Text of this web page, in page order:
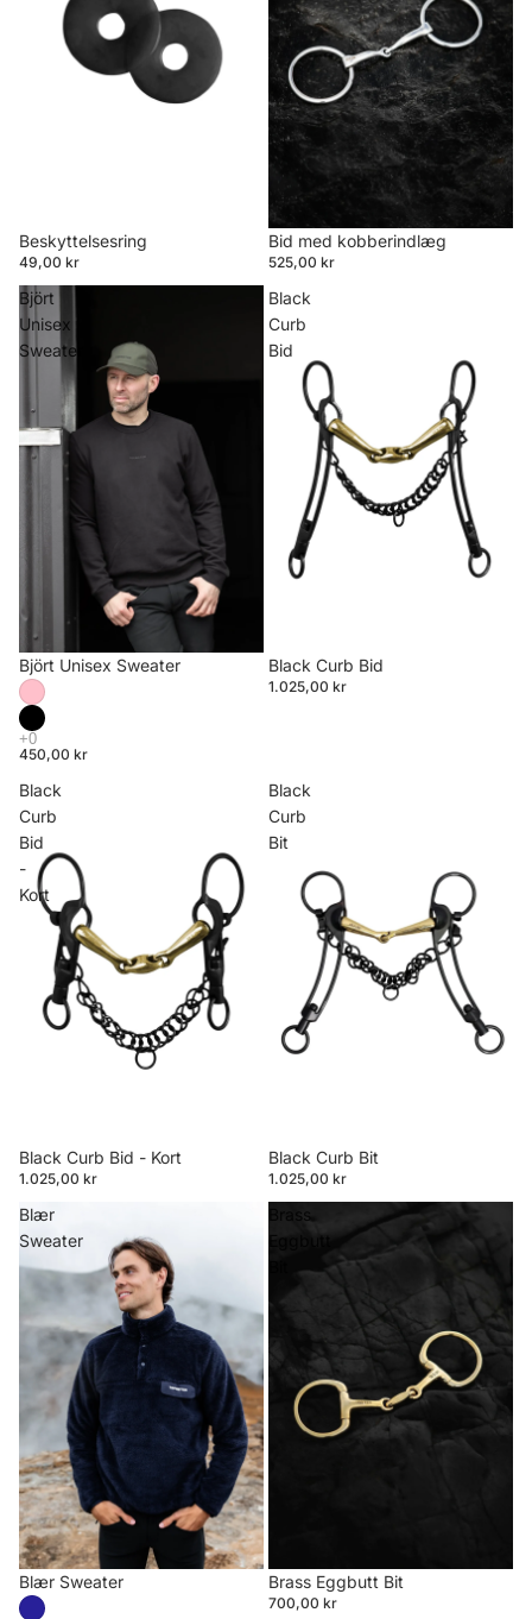
Beskyttelsesring
49,00 kr
Bid med kobberindlæg
525,00 kr
Björt
Unisex
Sweater
Björt Unisex Sweater
450,00 kr
Black
Curb
Bid
Black Curb Bid
1.025,00 kr
Black
Curb
Bid
-
Kort
Black Curb Bid - Kort
1.025,00 kr
Black
Curb
Bit
Black Curb Bit
1.025,00 kr
Blær
Sweater
Blær Sweater
Brass
Eggbutt
Brass Eggbutt Bit
700,00 kr